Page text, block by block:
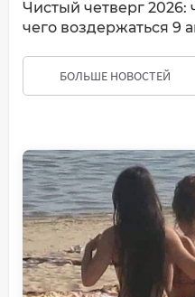
Чистый четверг 2026:
чего воздержаться 9
БОЛЬШЕ НОВОСТЕЙ